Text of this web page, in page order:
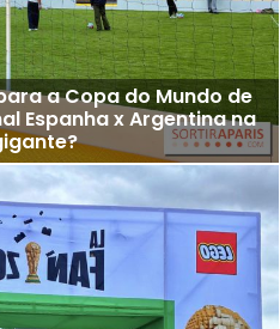
a Copa do Mundo de
Espanha x Argentina na